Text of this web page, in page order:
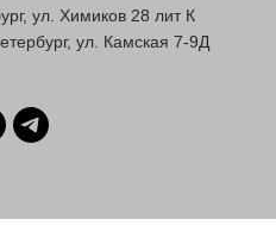
ул. Химиков 28 лит К
ул. Камская 7-9Д